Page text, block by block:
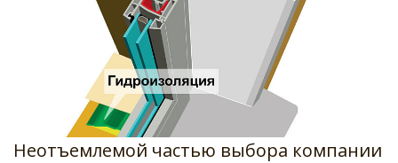
Неотъемлемой частью выбора компании